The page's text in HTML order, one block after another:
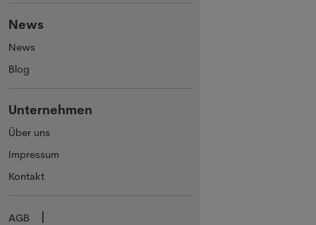
News
News
Blog
Unternehmen
Über uns
Impressum
Kontakt
AGB